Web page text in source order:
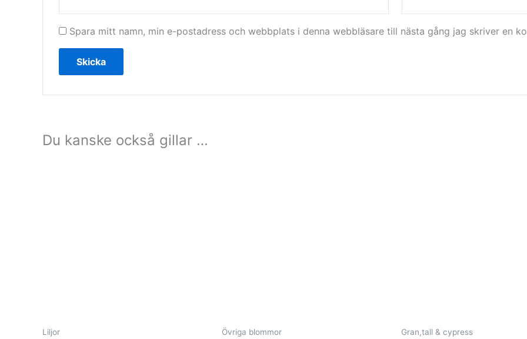
Spara mitt namn, min e-postadress och webbplats i denna webbläsare till nästa gång jag skriver en
Du kanske också gillar …
Liljor Övriga blommor Gran,tall & cypress